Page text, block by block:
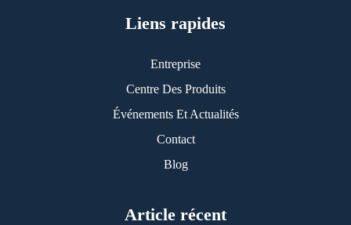
Liens rapides
Entreprise
Centre Des Produits
Événements Et Actualités
Contact
Blog
Article récent